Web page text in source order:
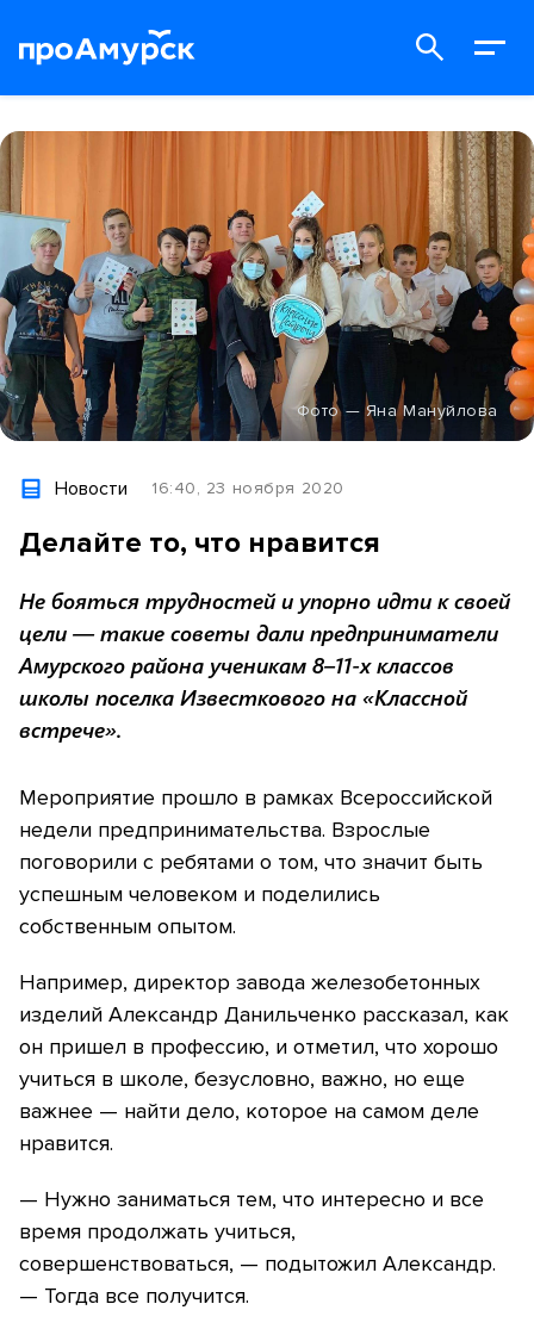
Фото — Яна Мануйлова
Новости 16:40, 23 ноября 2020
Делайте то, что нравится
Не бояться трудностей и упорно идти к своей
цели — такие советы дали предприниматели
Амурского района ученикам 8–11-х классов
школы поселка Известкового на «Классной
встрече».
Мероприятие прошло в рамках Всероссийской
недели предпринимательства. Взрослые
поговорили с ребятами о том, что значит быть
успешным человеком и поделились
собственным опытом.
Например, директор завода железобетонных
изделий Александр Данильченко рассказал, как
он пришел в профессию, и отметил, что хорошо
учиться в школе, безусловно, важно, но еще
важнее — найти дело, которое на самом деле
нравится.
— Нужно заниматься тем, что интересно и все
время продолжать учиться,
совершенствоваться, — подытожил Александр.
— Тогда все получится.